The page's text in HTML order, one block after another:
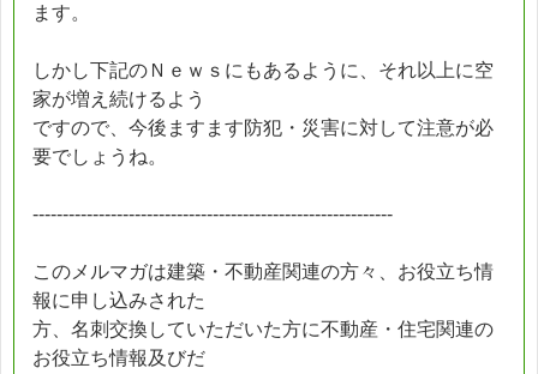
ます。
しかし下記のＮｅｗｓにもあるように、それ以上に空
家が増え続けるよう
ですので、今後ますます防犯・災害に対して注意が必
要でしょうね。
------------------------------------------------------------
このメルマガは建築・不動産関連の方々、お役立ち情
報に申し込みされた
方、名刺交換していただいた方に不動産・住宅関連の
お役立ち情報及びだ